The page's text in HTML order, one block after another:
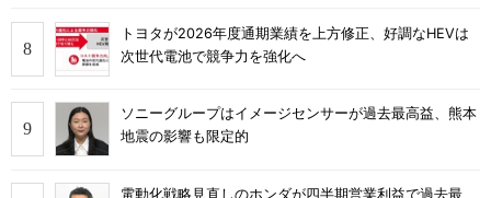
トヨタが2026年度通期業績を上方修正、好調なHEVは
次世代電池で競争力を強化へ
ソニーグループはイメージセンサーが過去最高益、熊本
地震の影響も限定的
電動化戦略見直しのホンダが四半期営業利益で過去最